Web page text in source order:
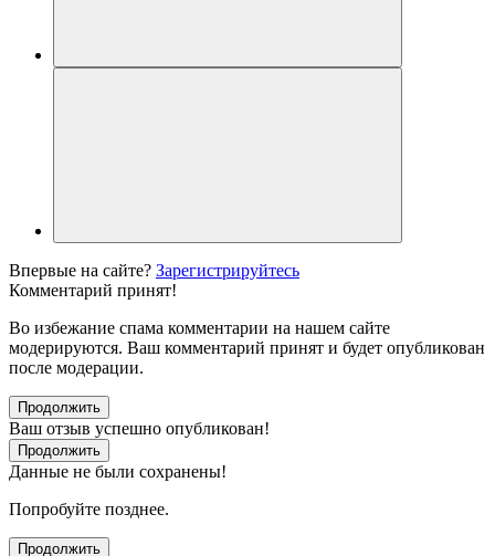
Впервые на сайте? Зарегистрируйтесь
Комментарий принят!
Во избежание спама комментарии на нашем сайте
модерируются. Ваш комментарий принят и будет опубликован
после модерации.
Продолжить
Ваш отзыв успешно опубликован!
Продолжить
Данные не были сохранены!
Попробуйте позднее.
Продолжить